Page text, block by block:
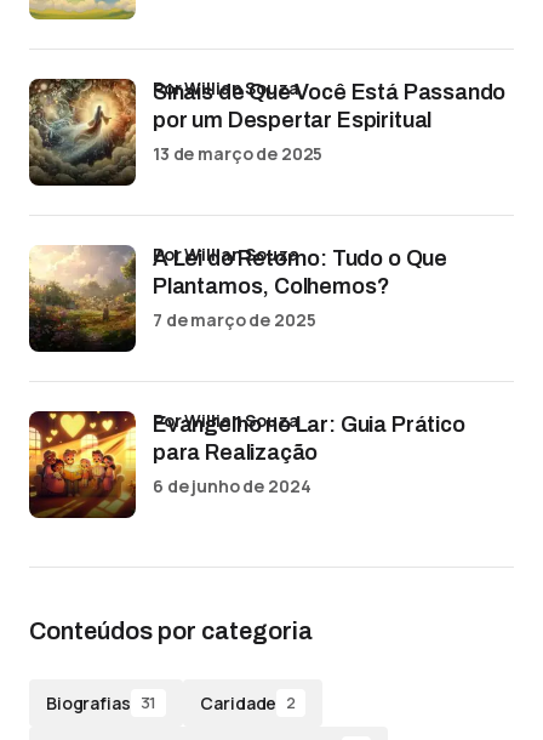
Sinais de Que Você Está Passando
por um Despertar Espiritual
por Willian Souza
13 de março de 2025
A Lei do Retorno: Tudo o Que
Plantamos, Colhemos?
por Willian Souza
7 de março de 2025
Evangelho no Lar: Guia Prático
para Realização
por Willian Souza
6 de junho de 2024
Conteúdos por categoria
Biografias 31 Caridade 2